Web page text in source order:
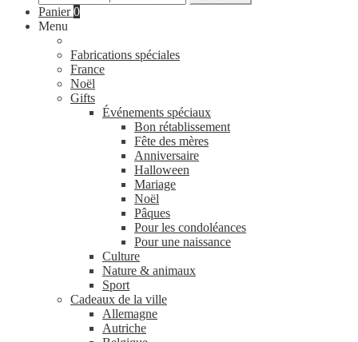
pour :
Panier0
Menu
Fabrications spéciales
France
Noël
Gifts
Événements spéciaux
Bon rétablissement
Fête des mères
Anniversaire
Halloween
Mariage
Noël
Pâques
Pour les condoléances
Pour une naissance
Culture
Nature & animaux
Sport
Cadeaux de la ville
Allemagne
Autriche